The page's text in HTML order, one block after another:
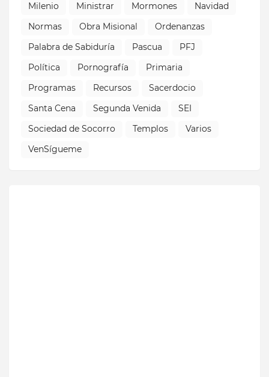
Milenio
Ministrar Mormones
Navidad
Normas
Obra Misional
Ordenanzas
Palabra de Sabiduría
Pascua
PFJ
Política
Pornografía
Primaria
Programas
Recursos
Sacerdocio
Santa Cena
Segunda Venida
SEI
Sociedad de Socorro
Templos
Varios
VenSígueme